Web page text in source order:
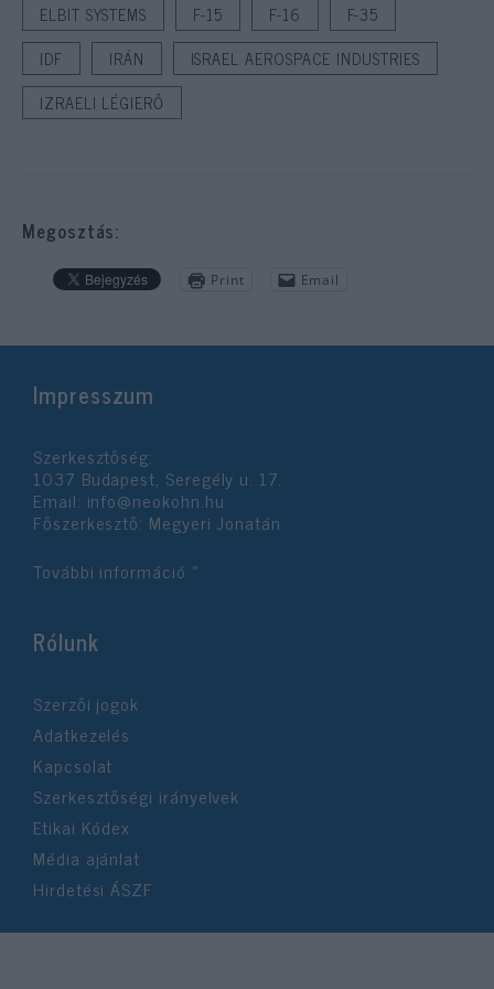
ELBIT SYSTEMS F-15 F-16
F-35
IDF
IRÁN
ISRAEL AEROSPACE INDUSTRIES
IZRAELI LÉGIERŐ
Megosztás:
Print Email
Impresszum
Szerkesztőség:
1037 Budapest, Seregély u. 17.
Email: info@neokohn.hu
Főszerkesztő: Megyeri Jonatán
További információ »
Rólunk
Szerzői jogok
Adatkezelés
Kapcsolat
Szerkesztőségi irányelvek
Etikai Kódex
Média ajánlat
Hirdetési ÁSZF